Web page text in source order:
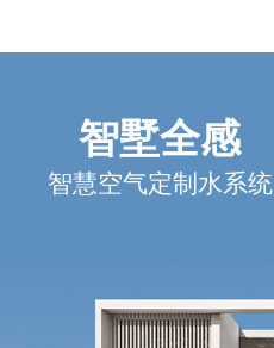
智墅全感
智慧空气定制水系统